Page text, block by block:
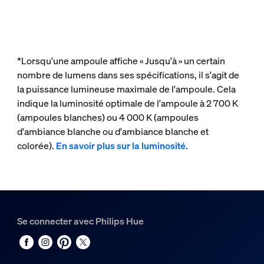
*Lorsqu'une ampoule affiche « Jusqu'à » un certain
nombre de lumens dans ses spécifications, il s'agit de
la puissance lumineuse maximale de l'ampoule. Cela
indique la luminosité optimale de l'ampoule à 2 700 K
(ampoules blanches) ou 4 000 K (ampoules
d'ambiance blanche ou d'ambiance blanche et
colorée). En savoir plus sur la luminosité.
Se connecter avec Philips Hue